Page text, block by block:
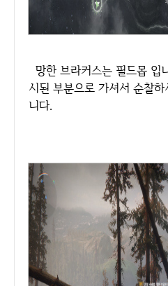
망한 브라커스는 필드몹 입니다. 저기 빨간색으로 표
시된 부분으로 가셔서 순찰
니다.